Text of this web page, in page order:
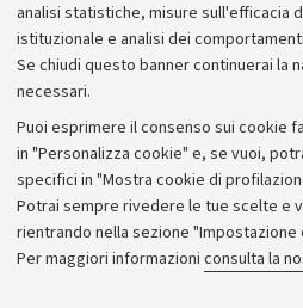
analisi statistiche, misure sull'efficacia
istituzionale e analisi dei
Se chiudi questo banner continuerai la
necessari.
Puoi esprimere il consenso sui cookie
in "Personalizza cookie" e, se vuoi,
specifici in "Mostra cookie di
Potrai sempre rivedere le tue scelte e
rientrando nella sezione
Per maggiori informazioni consulta la
Archivio
Comunicati
Rassegna